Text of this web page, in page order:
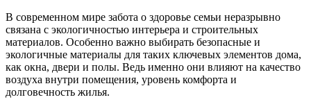
В современном мире забота о здоровье семьи неразрывно
связана с экологичностью интерьера и строительных
материалов. Особенно важно выбирать безопасные и
экологичные материалы для таких ключевых элементов дома,
как окна, двери и полы. Ведь именно они влияют на качество
воздуха внутри помещения, уровень комфорта и
долговечность жилья.